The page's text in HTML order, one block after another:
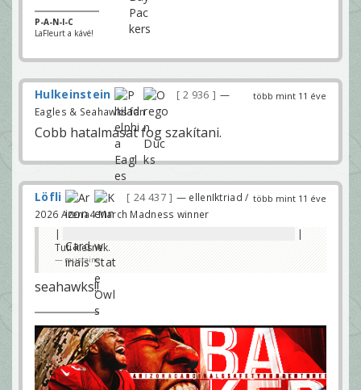
P-A-N-I-C
LaFleurt a kávé!
több mint 11 éve
Hulkeinstein 2 936
—
Eagles & Seahawks fan
Cobb hatalmasat fog szakítani.
több mint 11 éve
Löfli 24 437
— ellenIktriad /
2026 Arena4 March Madness winner
|
|
Tuti kiesnek.
mustaine
seahawks!!